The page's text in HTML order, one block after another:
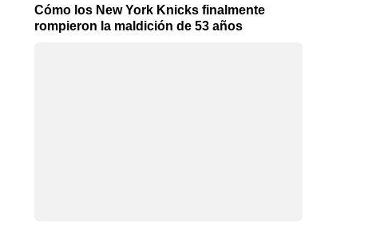
Cómo los New York Knicks finalmente
rompieron la maldición de 53 años